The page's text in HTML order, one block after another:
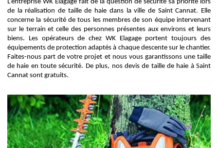
L’entreprise WK Elagage fait de la question de sécurité sa priorité lors
de la réalisation de taille de haie dans la ville de Saint Cannat. Elle
concerne la sécurité de tous les membres de son équipe intervenant
sur le terrain et celle des personnes présentes aux environs et leurs
biens. Les opérateurs de chez WK Elagage portent toujours des
équipements de protection adaptés à chaque descente sur le chantier.
Faites-nous part de votre projet et nous vous garantissons une taille
de haie en toute sécurité. De plus, nos devis de taille de haie à Saint
Cannat sont gratuits.